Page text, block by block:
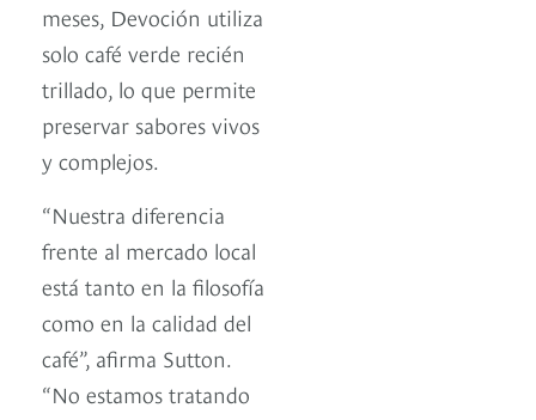
meses, Devoción utiliza
solo café verde recién
trillado, lo que permite
preservar sabores vivos
y complejos.
“Nuestra diferencia
frente al mercado local
está tanto en la filosofía
como en la calidad del
café”, afirma Sutton.
“No estamos tratando